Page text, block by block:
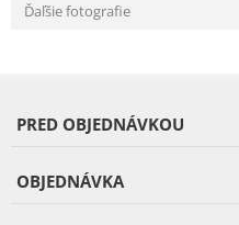
Ďaľšie fotografie
PRED OBJEDNÁVKOU
OBJEDNÁVKA